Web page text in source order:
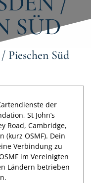
SÜD
Pieschen Süd
der
St John’s
Road, Cambridge,
(kurz OSMF). Dein
Verbindung zu
im Vereinigten
Ländern betrieben